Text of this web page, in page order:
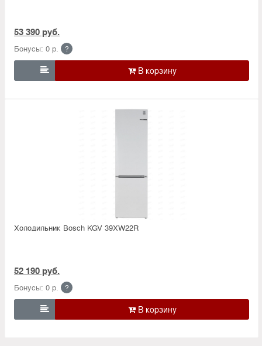
53 390 руб.
Бонусы: 0 р. ?

Холодильник Bosсh KGV 39XW22R
52 190 руб.
Бонусы: 0 р. ?
